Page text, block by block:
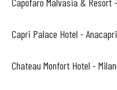
Capri Palace Hotel -
Chateau Monfort Hotel -